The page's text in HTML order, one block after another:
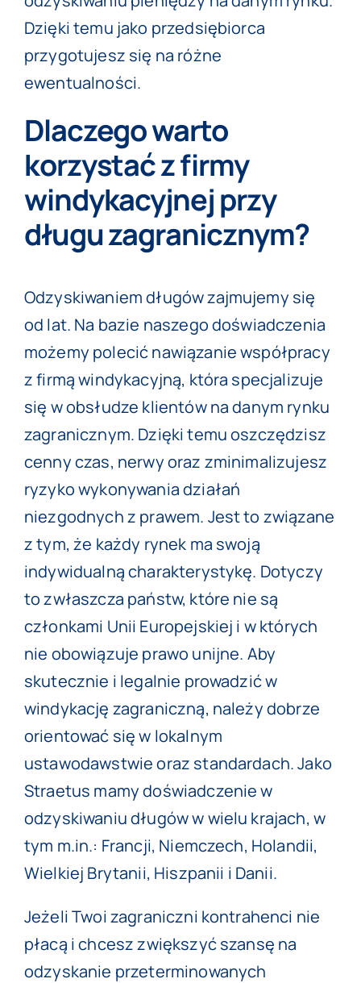
Dzięki temu jako przedsiębiorca
przygotujesz się na różne
ewentualności.
Dlaczego warto
korzystać z firmy
windykacyjnej przy
długu zagranicznym?
Odzyskiwaniem długówzajmujemy się
od lat. Na bazie naszego doświadczenia
możemy polecić nawiązanie współpracy
z firmą windykacyjną, która specjalizuje
się w obsłudze klientów na danym rynku
zagranicznym. Dzięki temu oszczędzisz
cenny czas, nerwy oraz zminimalizujesz
ryzyko wykonywania działań
niezgodnych z prawem. Jest to związane
z tym, że każdy rynek ma swoją
indywidualną charakterystykę. Dotyczy
to zwłaszcza państw, które nie są
członkami Unii Europejskiej i w których
nie obowiązuje prawo unijne. Aby
skutecznie i legalnie prowadzić w
windykację zagraniczną, należy dobrze
orientować się w lokalnym
ustawodawstwie oraz standardach. Jako
Straetus mamy doświadczenie w
odzyskiwaniu długów w wielu krajach, w
tym m.in.: Francji, Niemczech, Holandii,
Wielkiej Brytanii, Hiszpanii i Danii.
Jeżeli Twoi zagraniczni kontrahenci nie
płacą i chcesz zwiększyć szansę na
odzyskanie przeterminowanych